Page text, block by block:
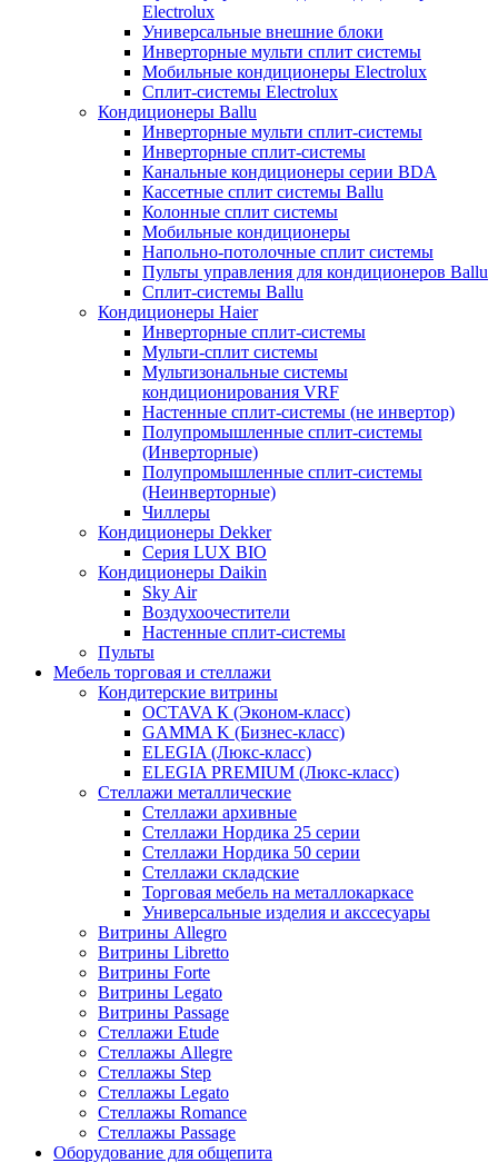
Electrolux
Универсальные внешние блоки
Инверторные мульти сплит системы
Мобильные кондиционеры Electrolux
Сплит-системы Electrolux
Кондиционеры Ballu
Инверторные мульти сплит-системы
Инверторные сплит-системы
Канальные кондиционеры серии BDA
Кассетные сплит системы Ballu
Колонные сплит системы
Мобильные кондиционеры
Напольно-потолочные сплит системы
Пульты управления для кондиционеров Ballu
Сплит-системы Ballu
Кондиционеры Haier
Инверторные сплит-системы
Мульти-сплит системы
Мультизональные системы
кондиционирования VRF
Настенные сплит-системы (не инвертор)
Полупромышленные сплит-системы
(Инверторные)
Полупромышленные сплит-системы
(Неинверторные)
Чиллеры
Кондиционеры Dekker
Серия LUX BIO
Кондиционеры Daikin
Sky Air
Воздухоочестители
Настенные сплит-системы
Пульты
Мебель торговая и стеллажи
Кондитерские витрины
OCTAVA К (Эконом-класс)
GAMMA K (Бизнес-класс)
ELEGIA (Люкс-класс)
ELEGIA PREMIUM (Люкс-класс)
Стеллажи металлические
Стеллажи архивные
Стеллажи Нордика 25 серии
Стеллажи Нордика 50 серии
Стеллажи складские
Торговая мебель на металлокаркасе
Универсальные изделия и акссесуары
Витрины Allegro
Витрины Libretto
Витрины Forte
Витрины Legato
Витрины Passage
Стеллажи Etude
Стеллажы Allegre
Стеллажы Step
Стеллажы Legato
Стеллажы Romance
Стеллажы Passage
Оборудование для общепита